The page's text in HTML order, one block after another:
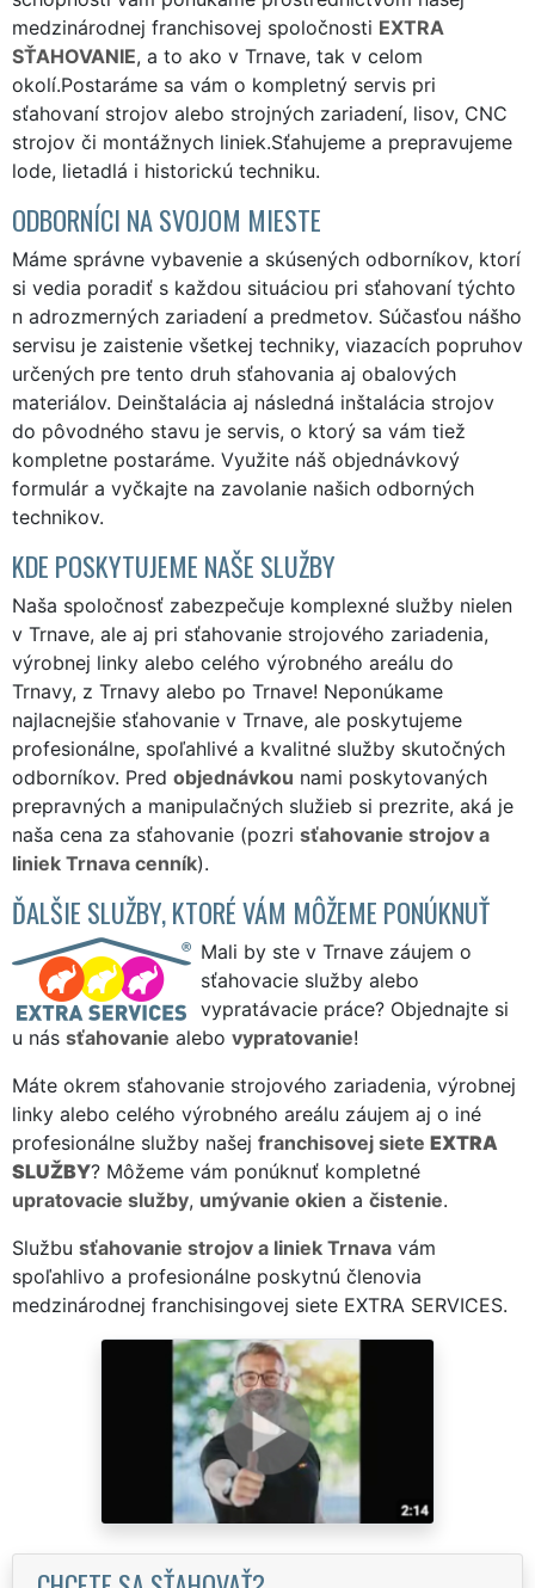
medzinárodnej franchisovej spoločnosti EXTRA
SŤAHOVANIE, a to ako v Trnave, tak v celom
okolí.Postaráme sa vám o kompletný servis pri
sťahovaní strojov alebo strojných zariadení, lisov, CNC
strojov či montážnych liniek.Sťahujeme a prepravujeme
lode, lietadlá i historickú techniku.
ODBORNÍCI NA SVOJOM MIESTE
Máme správne vybavenie a skúsených odborníkov, ktorí
si vedia poradiť s každou situáciou pri sťahovaní týchto
n adrozmerných zariadení a predmetov. Súčasťou nášho
servisu je zaistenie všetkej techniky, viazacích popruhov
určených pre tento druh sťahovania aj obalových
materiálov. Deinštalácia aj následná inštalácia strojov
do pôvodného stavu je servis, o ktorý sa vám tiež
kompletne postaráme. Využite náš objednávkový
formulár a vyčkajte na zavolanie našich odborných
technikov.
KDE POSKYTUJEME NAŠE SLUŽBY
Naša spoločnosť zabezpečuje komplexné služby nielen
v Trnave, ale aj pri sťahovanie strojového zariadenia,
výrobnej linky alebo celého výrobného areálu do
Trnavy, z Trnavy alebo po Trnave! Neponúkame
najlacnejšie sťahovanie v Trnave, ale poskytujeme
profesionálne, spoľahlivé a kvalitné služby skutočných
odborníkov. Pred objednávkou nami poskytovaných
prepravných a manipulačných služieb si prezrite, aká je
naša cena za sťahovanie (pozri sťahovanie strojov a
liniek Trnava cenník).
ĎALŠIE SLUŽBY, KTORÉ VÁM MÔŽEME PONÚKNUŤ
Mali by ste v Trnave záujem o
sťahovacie služby alebo
vypratávacie práce? Objednajte si
u nás sťahovanie alebo vypratovanie!
Máte okrem sťahovanie strojového zariadenia, výrobnej
linky alebo celého výrobného areálu záujem aj o iné
profesionálne služby našej franchisovej siete EXTRA
SLUŽBY? Môžeme vám ponúknuť kompletné
upratovacie služby, umývanie okien a čistenie.
Službu sťahovanie strojov a liniek Trnava vám
spoľahlivo a profesionálne poskytnú členovia
medzinárodnej franchisingovej siete EXTRA SERVICES.